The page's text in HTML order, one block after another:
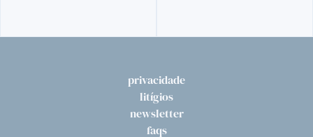
privacidade
litígios
newsletter
faqs